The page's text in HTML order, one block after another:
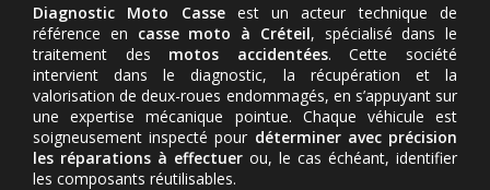
Diagnostic Moto Casseest un acteur technique de
référence en casse moto à Créteil, spécialisé dans le
traitement des motos accidentées. Cette société
intervient dans le diagnostic, la récupération et la
valorisation de deux-roues endommagés, en s’appuyant sur
une expertise mécanique pointue. Chaque véhicule est
soigneusement inspecté pour déterminer avec précision
les réparations à effectuer ou, le cas échéant, identifier
les composants réutilisables.